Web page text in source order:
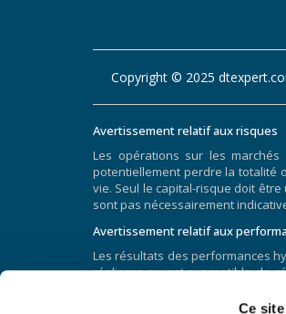
Ce
Copyright © 2025
Avertissement relatif aux risques
Les opérations sur les
potentiellement perdre la totalité
vie. Seul le capital-risque doit
sont pas nécessairement
Avertissement relatif aux
Les résultats des performances
réalisera ou est susceptible de
hypothétiques et les résultats
généralement préparés avec